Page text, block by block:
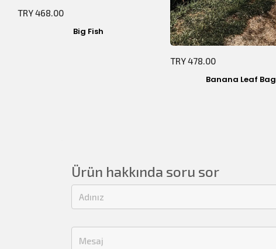
TRY 468.00
Big Fish
TRY 478.00
Banana Leaf Bag
Ürün hakkında soru sor